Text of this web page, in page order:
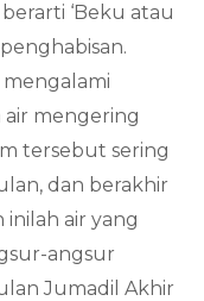
‘Beku atau
mengalami
air mengering
tersebut sering
dan berakhir
air yang
angsur
Jumadil Akhir